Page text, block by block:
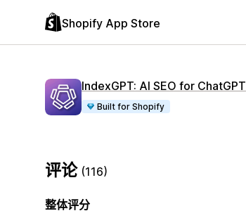
Shopify App Store
IndexGPT: AI SEO for ChatGPT
Built for Shopify
评论 (116)
整体评分